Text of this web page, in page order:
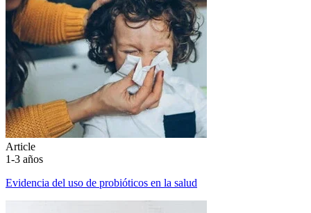
Article
1-3 años
Evidencia del uso de probióticos en la salud